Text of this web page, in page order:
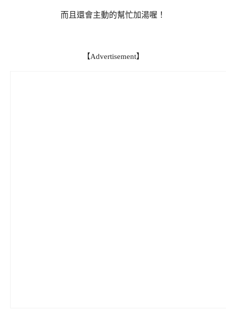
而且還會主動的幫忙加湯喔！
【Advertisement】